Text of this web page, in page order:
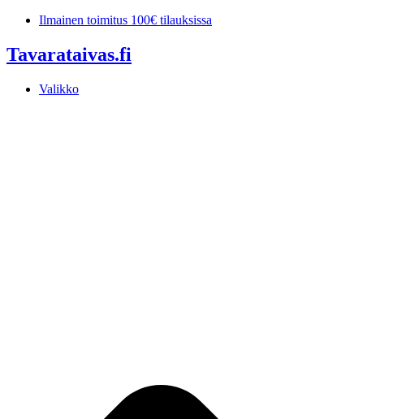
Mene
Ilmainen toimitus 100€ tilauksissa
Tavarataivas.fi
Valikko